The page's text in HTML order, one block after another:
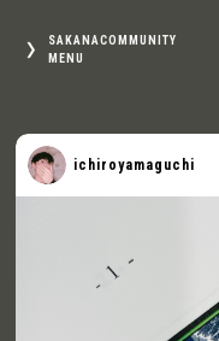
SAKANACOMMUNITY
MENU
ichiroyamaguchi